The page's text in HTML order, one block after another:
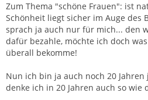
Zum Thema "schöne Frauen": ist
Schönheit liegt sicher im Auge des
sprach ja auch nur für mich... den
dafür bezahle, möchte ich doch
überall bekomme!
Nun ich bin ja auch noch 20
denke ich in 20 Jahren auch so wie